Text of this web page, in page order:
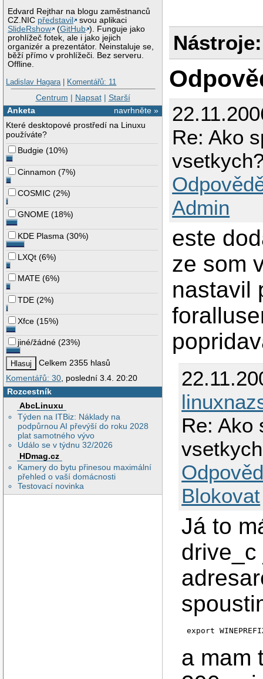
Edvard Rejthar na blogu zaměstnanců
CZ.NIC představil
svou aplikaci
SlideRshow
(GitHub ). Funguje jako
prohlížeč fotek, ale i jako jejich
organizér a prezentátor. Neinstaluje se,
běží přímo v prohlížeči. Bez serveru.
Offline.
Ladislav Hagara| Komentářů: 11
Centrum | Napsat| Starší
navrhněte »
Anketa
Které desktopové prostředí na Linuxu
používáte?
Budgie (10%)
Cinnamon (7%)
COSMIC (2%)
GNOME (18%)
KDE Plasma (30%)
LXQt (6%)
MATE (6%)
TDE (2%)
Xfce (15%)
jiné/žádné (23%)
Celkem 2355 hlasů
Komentářů: 30 , poslední 3.4. 20:20
Rozcestník
AbcLinuxu
Týden na ITBiz: Náklady na
podpůrnou AI převýší do roku 2028
plat samotného vývo
Událo se v týdnu 32/2026
HDmag.cz
Kamery do bytu přinesou maximální
přehled o vaší domácnosti
Testovací novinka
Nástroje:
Re: Ako
Admin
este
ze som
nastavil
Re: Ako
Blokovat
Já to
export
a mam